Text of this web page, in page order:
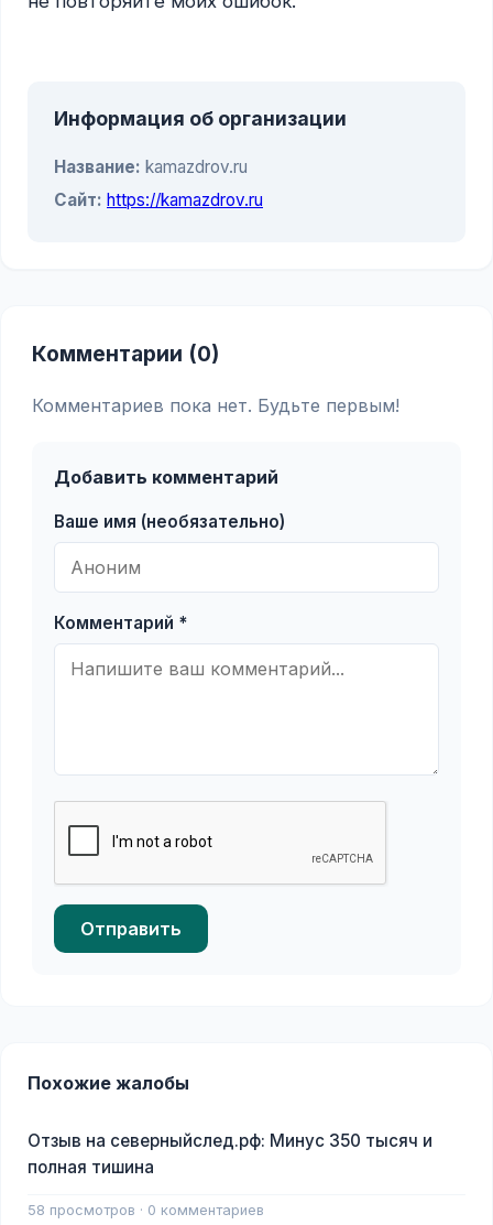
Информация об организации
Название: kamazdrov.ru
Сайт: https://kamazdrov.ru
Комментарии (0)
Комментариев пока нет. Будьте первым!
Добавить комментарий
Ваше имя (необязательно)
Комментарий *
Отправить
Похожие жалобы
Отзыв на северныйслед.рф: Минус 350 тысяч и
полная тишина
58 просмотров · 0 комментариев